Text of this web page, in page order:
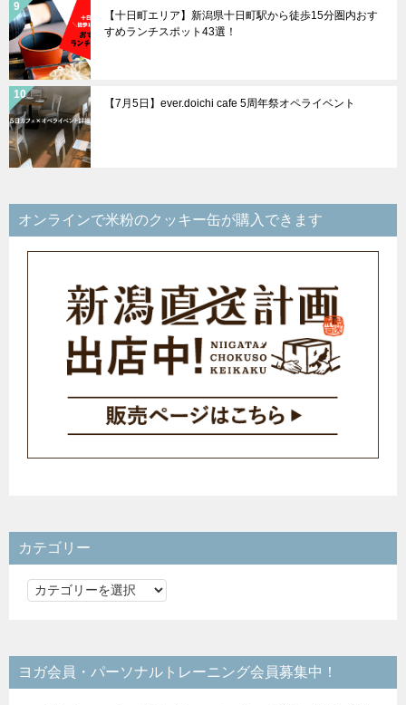
【十日町エリア】新潟県十日町駅から徒歩15分圏内おす
すめランチスポット43選！
【7月5日】ever.doichi cafe 5周年祭オペライベント
オンラインで米粉のクッキー缶が購入できます
カテゴリー
カ
リ
ー
ヨガ会員・パーソナルトレーニング会員募集中！